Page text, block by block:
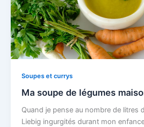
Soupes et currys
Ma soupe de légumes
Quand je pense au nombre de litres
Liebig ingurgités durant mon